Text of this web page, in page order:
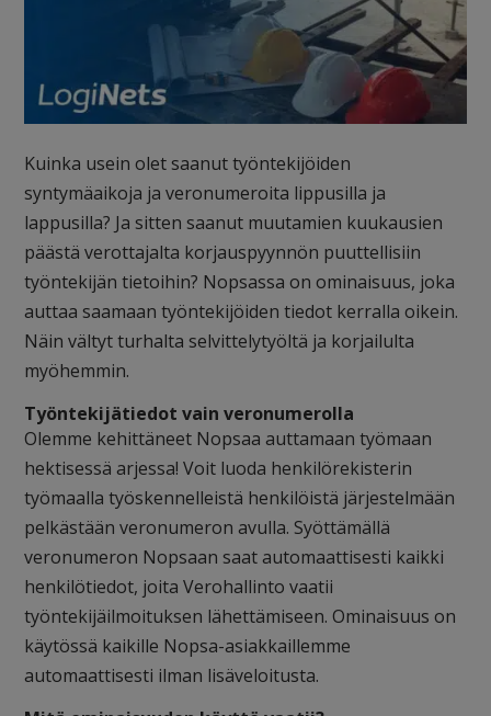
Kuinka usein olet saanut työntekijöiden
syntymäaikoja ja veronumeroita lippusilla ja
lappusilla? Ja sitten saanut muutamien kuukausien
päästä verottajalta korjauspyynnön puuttellisiin
työntekijän tietoihin? Nopsassa on ominaisuus, joka
auttaa saamaan työntekijöiden tiedot kerralla oikein.
Näin vältyt turhalta selvittelytyöltä ja korjailulta
myöhemmin.
Työntekijätiedot vain veronumerolla
Olemme kehittäneet Nopsaa auttamaan työmaan
hektisessä arjessa! Voit luoda henkilörekisterin
työmaalla työskennelleistä henkilöistä järjestelmään
pelkästään veronumeron avulla. Syöttämällä
veronumeron Nopsaan saat automaattisesti kaikki
henkilötiedot, joita Verohallinto vaatii
työntekijäilmoituksen lähettämiseen. Ominaisuus on
käytössä kaikille Nopsa-asiakkaillemme
automaattisesti ilman lisäveloitusta.